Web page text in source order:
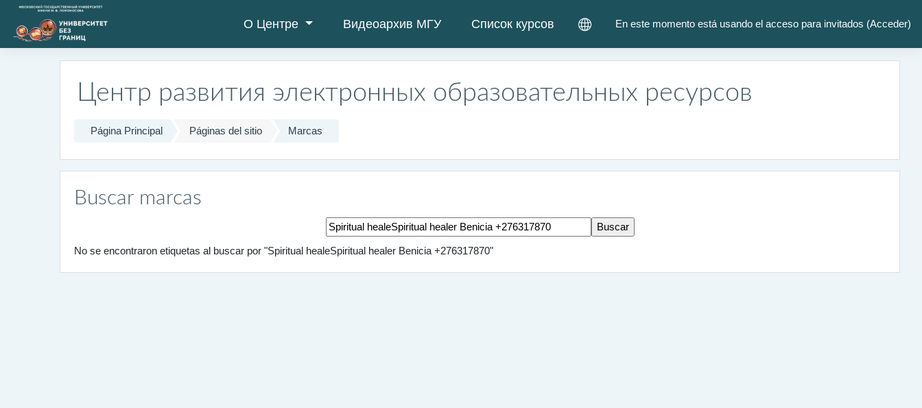
О Центре Видеоархив МГУ Список курсов En este momento está usando el acceso para invitados (Acceder)
Salta al contenido principal
Центр развития электронных образовательных ресурсов
Página Principal Páginas del sitio Marcas
Buscar marcas
Buscar marcas
No se encontraron etiquetas al buscar por "Spiritual healeSpiritual healer Benicia +276317870"